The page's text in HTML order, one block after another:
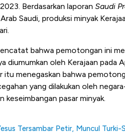
Berdasarkan laporan Saudi
Saudi, produksi minyak
bahwa pemotongan ini
diumumkan oleh Kerajaan pada
itu menegaskan bahwa
yang dilakukan oleh
keseimbangan pasar minyak.
Tersambar Petir, Muncul Turki-